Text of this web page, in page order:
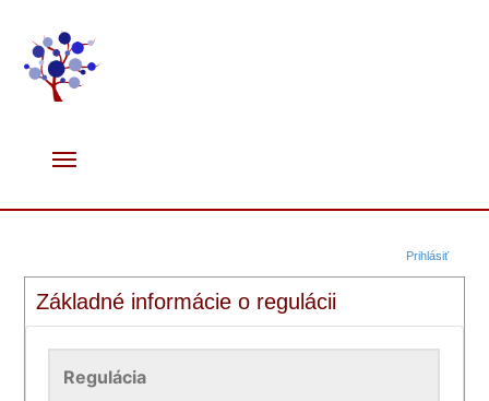
Prihlásiť
Základné informácie o regulácii
Regulácia